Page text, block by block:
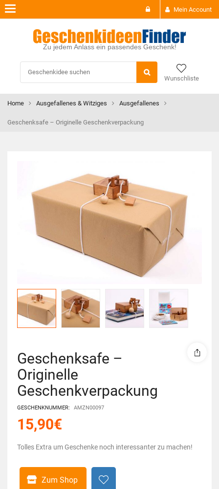
Mein Account
Zu jedem Anlass ein passendes Geschenk!
Wunschliste
Toggle
navigation
Home Ausgefallenes & Witziges Ausgefallenes
Geschenksafe – Originelle Geschenkverpackung
Geschenksafe –
Originelle
Geschenkverpackung
GESCHENKNUMMER: AMZN00097
15,90€
Tolles Extra um Geschenke noch interessanter zu machen!
Zum Shop